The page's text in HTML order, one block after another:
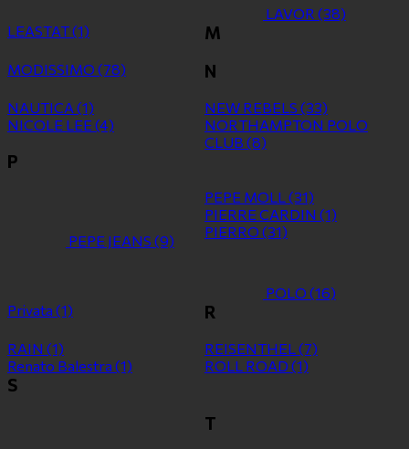
LAVOR (38)
LEASTAT(1) M
MODISSIMO (78) N
NAUTICA (1) NEW REBELS (33)
NICOLE LEE (4)
NORTHAMPTON POLO
CLUB (8)
P
PEPE JEANS (9)
PEPE MOLL(31)
PIERRE CARDIN (1)
PIERRO (31)
POLO (16)
Privata (1) R
RAIN (1) REISENTHEL(7)
Renato Balestra (1) ROLL ROAD (1)
S
T